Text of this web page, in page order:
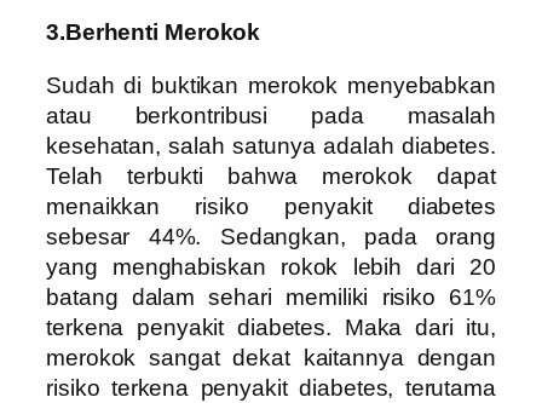
3.Berhenti Merokok
Sudah di buktikan merokok menyebabkan
atau berkontribusi pada masalah
kesehatan, salah satunya adalah diabetes.
Telah terbukti bahwa merokok dapat
menaikkan risiko penyakit diabetes
sebesar 44%. Sedangkan, pada orang
yang menghabiskan rokok lebih dari 20
batang dalam sehari memiliki risiko 61%
terkena penyakit diabetes. Maka dari itu,
merokok sangat dekat kaitannya dengan
risiko terkena penyakit diabetes, terutama